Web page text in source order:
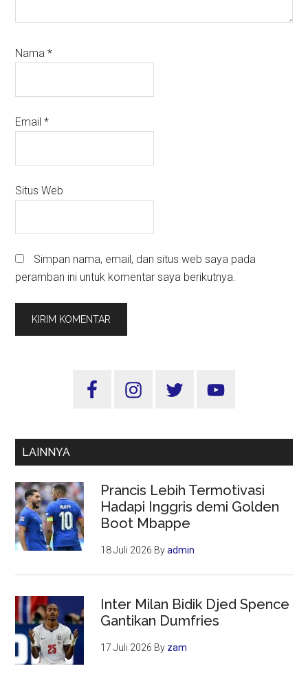
Nama*
Email*
Situs Web
Simpan nama, email, dan situs web saya pada
peramban ini untuk komentar saya berikutnya.
Sidebar
LAINNYA
Prancis Lebih Termotivasi
Hadapi Inggris demi Golden
Boot Mbappe
18 Juli 2026 Byadmin
Inter Milan Bidik Djed Spence
Gantikan Dumfries
17 Juli 2026 By zam